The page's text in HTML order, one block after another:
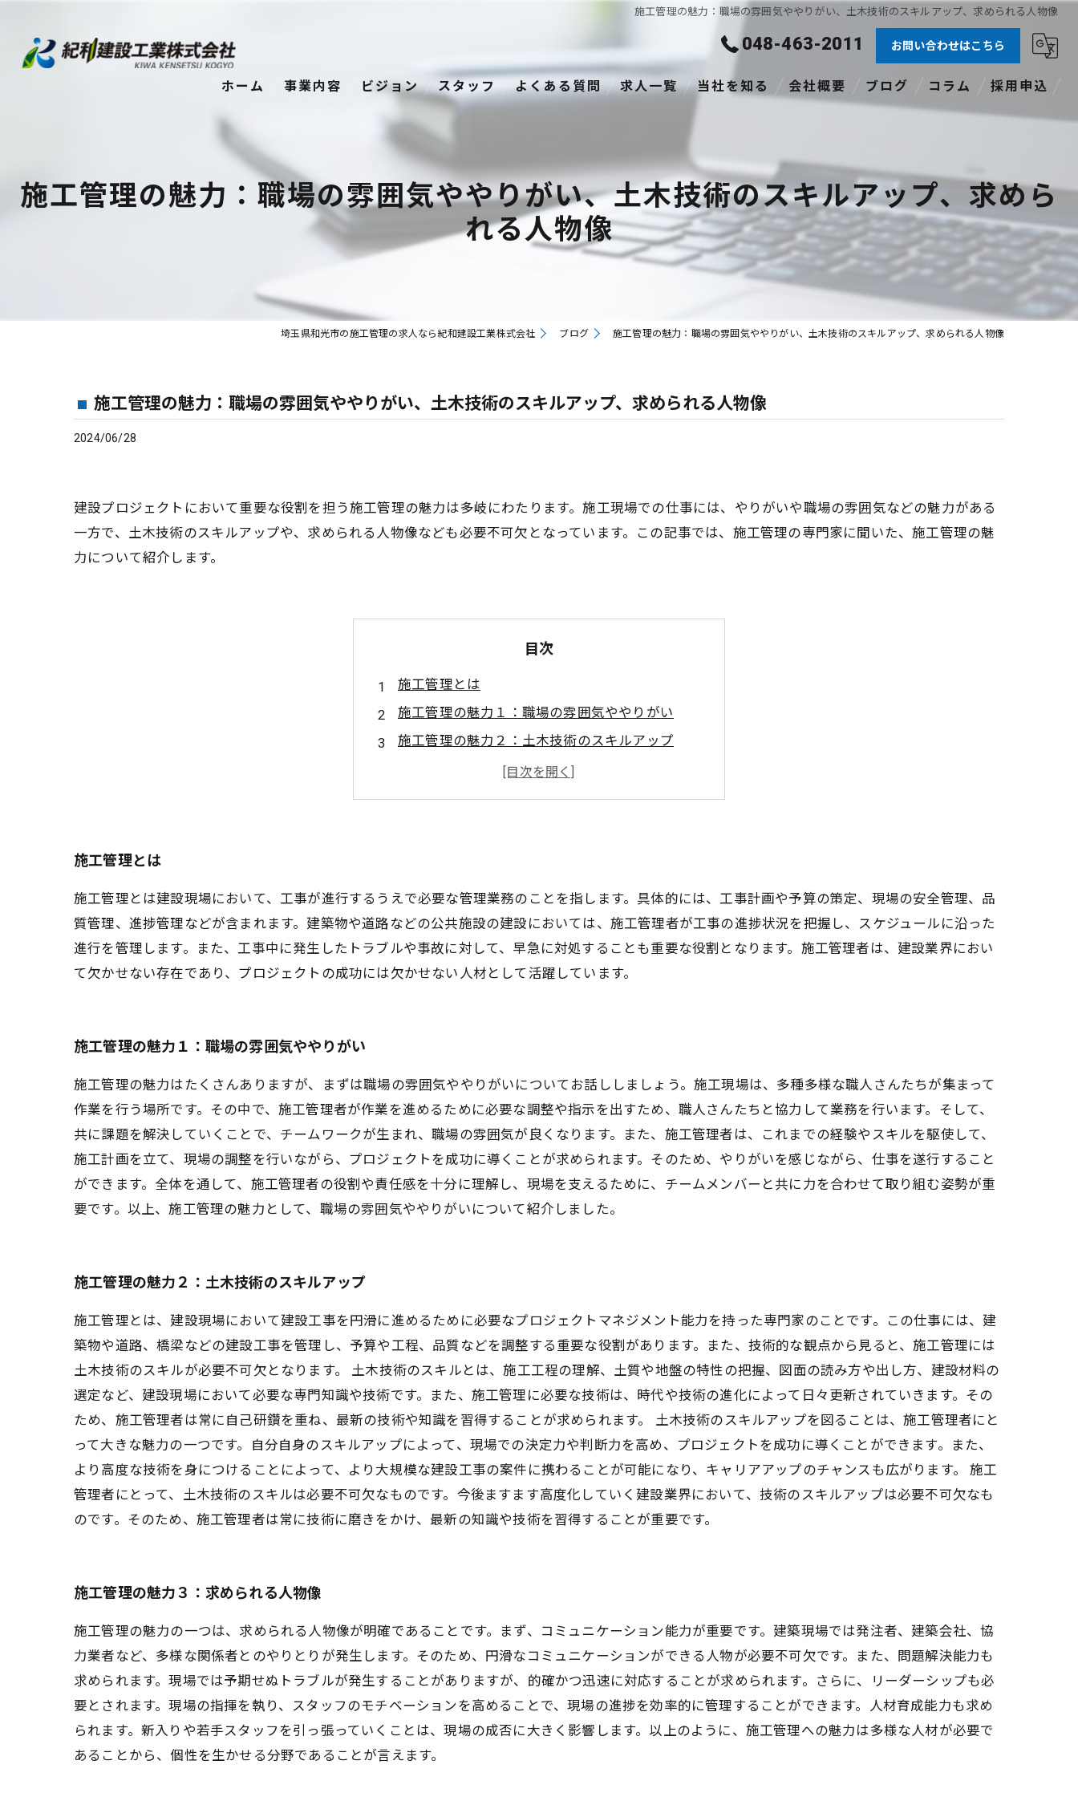
施工管理の魅力：職場の雰囲気ややりがい、土木技術のスキルアップ、求められる人物像
048-463-2011 お問い合わせはこちら
ホーム 事業内容 ビジョン スタッフ よくある質問 求人一覧 当社を知る
正社員
資格あり
転職
会社概要 ブログ コラム 採用申込
施工管理の魅力：職場の雰囲気ややりがい、土木技術のスキルアップ、求めら
れる人物像
埼玉県和光市の施工管理の求人なら紀和建設工業株式会社 ブログ 施工管理の魅力：職場の雰囲気ややりがい、土木技術のスキルアップ、求められる人物像
施工管理の魅力：職場の雰囲気ややりがい、土木技術のスキルアップ、求められる人物像
2024/06/28
建設プロジェクトにおいて重要な役割を担う施工管理の魅力は多岐にわたります。施工現場での仕事には、やりがいや職場の雰囲気などの魅力がある
一方で、土木技術のスキルアップや、求められる人物像なども必要不可欠となっています。この記事では、施工管理の専門家に聞いた、施工管理の魅
力について紹介します。
目次
施工管理とは
施工管理の魅力１：職場の雰囲気ややりがい
施工管理の魅力２：土木技術のスキルアップ
施工管理の魅力３：求められる人物像
施工管理とは
施工管理とは建設現場において、工事が進行するうえで必要な管理業務のことを指します。具体的には、工事計画や予算の策定、現場の安全管理、品
質管理、進捗管理などが含まれます。建築物や道路などの公共施設の建設においては、施工管理者が工事の進捗状況を把握し、スケジュールに沿った
進行を管理します。また、工事中に発生したトラブルや事故に対して、早急に対処することも重要な役割となります。施工管理者は、建設業界におい
て欠かせない存在であり、プロジェクトの成功には欠かせない人材として活躍しています。
施工管理の魅力１：職場の雰囲気ややりがい
施工管理の魅力はたくさんありますが、まずは職場の雰囲気ややりがいについてお話ししましょう。施工現場は、多種多様な職人さんたちが集まって
作業を行う場所です。その中で、施工管理者が作業を進めるために必要な調整や指示を出すため、職人さんたちと協力して業務を行います。そして、
共に課題を解決していくことで、チームワークが生まれ、職場の雰囲気が良くなります。また、施工管理者は、これまでの経験やスキルを駆使して、
施工計画を立て、現場の調整を行いながら、プロジェクトを成功に導くことが求められます。そのため、やりがいを感じながら、仕事を遂行すること
ができます。全体を通して、施工管理者の役割や責任感を十分に理解し、現場を支えるために、チームメンバーと共に力を合わせて取り組む姿勢が重
要です。以上、施工管理の魅力として、職場の雰囲気ややりがいについて紹介しました。
施工管理の魅力２：土木技術のスキルアップ
施工管理とは、建設現場において建設工事を円滑に進めるために必要なプロジェクトマネジメント能力を持った専門家のことです。この仕事には、建
築物や道路、橋梁などの建設工事を管理し、予算や工程、品質などを調整する重要な役割があります。また、技術的な観点から見ると、施工管理には
土木技術のスキルが必要不可欠となります。 土木技術のスキルとは、施工工程の理解、土質や地盤の特性の把握、図面の読み方や出し方、建設材料の
選定など、建設現場において必要な専門知識や技術です。また、施工管理に必要な技術は、時代や技術の進化によって日々更新されていきます。その
ため、施工管理者は常に自己研鑽を重ね、最新の技術や知識を習得することが求められます。 土木技術のスキルアップを図ることは、施工管理者にと
って大きな魅力の一つです。自分自身のスキルアップによって、現場での決定力や判断力を高め、プロジェクトを成功に導くことができます。また、
より高度な技術を身につけることによって、より大規模な建設工事の案件に携わることが可能になり、キャリアアップのチャンスも広がります。 施工
管理者にとって、土木技術のスキルは必要不可欠なものです。今後ますます高度化していく建設業界において、技術のスキルアップは必要不可欠なも
のです。そのため、施工管理者は常に技術に磨きをかけ、最新の知識や技術を習得することが重要です。
施工管理の魅力３：求められる人物像
施工管理の魅力の一つは、求められる人物像が明確であることです。まず、コミュニケーション能力が重要です。建築現場では発注者、建築会社、協
力業者など、多様な関係者とのやりとりが発生します。そのため、円滑なコミュニケーションができる人物が必要不可欠です。また、問題解決能力も
求められます。現場では予期せぬトラブルが発生することがありますが、的確かつ迅速に対応することが求められます。さらに、リーダーシップも必
要とされます。現場の指揮を執り、スタッフのモチベーションを高めることで、現場の進捗を効率的に管理することができます。人材育成能力も求め
られます。新入りや若手スタッフを引っ張っていくことは、現場の成否に大きく影響します。以上のように、施工管理への魅力は多様な人材が必要で
あることから、個性を生かせる分野であることが言えます。